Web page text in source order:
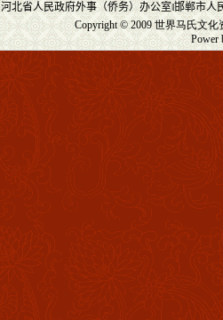
河北省人民政府外事（侨务）办公室‖邯郸市人
Copyright © 2009世界马氏文化
Power